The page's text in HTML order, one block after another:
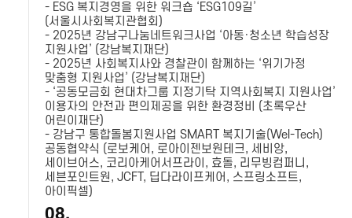
- ESG 복지경영을 위한 워크숍 ‘ESG109길’
(서울시사회복지관협회)
- 2025년 강남구나눔네트워크사업 ‘아동·청소년 학습성장
지원사업’ (강남복지재단)
- 2025년 사회복지사와 경찰관이 함께하는 ‘위기가정
맞춤형 지원사업’ (강남복지재단)
- ‘공동모금회 현대차그룹 지정기탁 지역사회복지 지원사업’
이용자의 안전과 편의제공을 위한 환경정비 (초록우산
어린이재단)
- 강남구 통합돌봄지원사업 SMART 복지기술(Wel-Tech)
공동협약식 (로보케어, 로아이젠보원테크, 세비앙,
세이브어스, 코리아케어서프라이, 효돌, 리무빙컴퍼니,
세븐포인트원, JCFT, 딥다라이프케어, 스프링소프트,
아이픽셀)
08.